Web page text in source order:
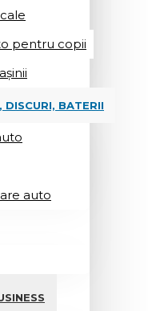
pentru copii
BATERII
auto